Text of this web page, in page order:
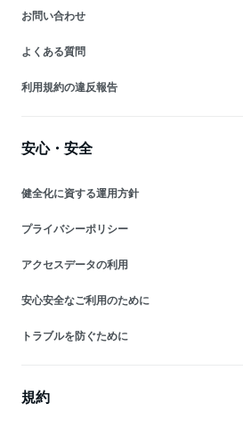
お問い合わせ
よくある質問
利用規約の違反報告
安心・安全
健全化に資する運用方針
プライバシーポリシー
アクセスデータの利用
安心安全なご利用のために
トラブルを防ぐために
規約